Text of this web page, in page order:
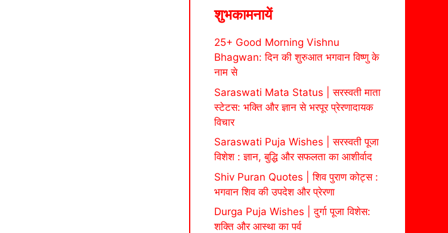
शुभकामनायें
25+ Good Morning Vishnu
Bhagwan: दिन की शुरुआत भगवान विष्णु के
नाम से
Saraswati Mata Status | सरस्वती माता
स्टेटस: भक्ति और ज्ञान से भरपूर प्रेरणादायक
विचार
Saraswati Puja Wishes | सरस्वती पूजा
विशेश : ज्ञान, बुद्धि और सफलता का आशीर्वाद
Shiv Puran Quotes | शिव पुराण कोट्स :
भगवान शिव की उपदेश और प्रेरणा
Durga Puja Wishes | दुर्गा पूजा विशेस:
शक्ति और आस्था का पर्व